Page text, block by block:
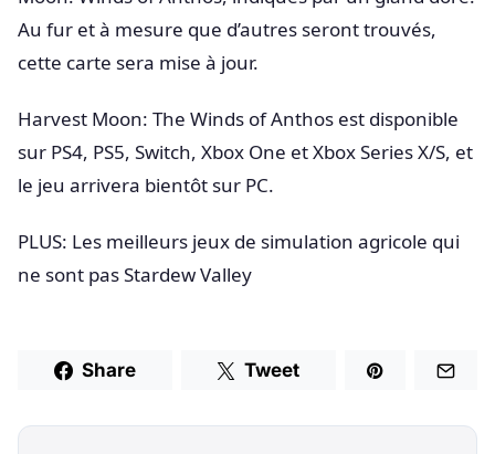
Au fur et à mesure que d’autres seront trouvés,
cette carte sera mise à jour.
Harvest Moon: The Winds of Anthos est disponible
sur PS4, PS5, Switch, Xbox One et Xbox Series X/S, et
le jeu arrivera bientôt sur PC.
PLUS: Les meilleurs jeux de simulation agricole qui
ne sont pas Stardew Valley
Share Tweet